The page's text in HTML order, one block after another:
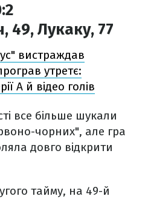
49, Лукаку, 77
вистраждав
утретє:
А й відео голів
все більше шукали
чорних", але гра
довго відкрити
тайму, на 49-й